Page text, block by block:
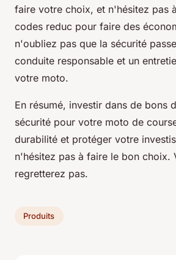
faire votre choix, et n'hésitez pas
codes reduc pour faire des
n'oubliez pas que la sécurité
conduite responsable et un
votre moto.
En résumé, investir dans de bons
sécurité pour votre moto de
durabilité et protéger votre
n'hésitez pas à faire le bon choix.
regretterez pas.
Produits